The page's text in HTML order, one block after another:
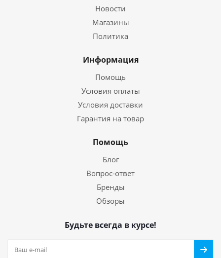
Новости
Магазины
Политика
Информация
Помощь
Условия оплаты
Условия доставки
Гарантия на товар
Помощь
Блог
Вопрос-ответ
Бренды
Обзоры
Будьте всегда в курсе!